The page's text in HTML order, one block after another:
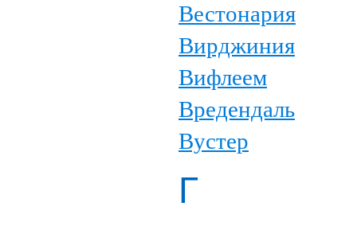
Вестонария
Вирджиния
Вифлеем
Вредендаль
Вустер
Г